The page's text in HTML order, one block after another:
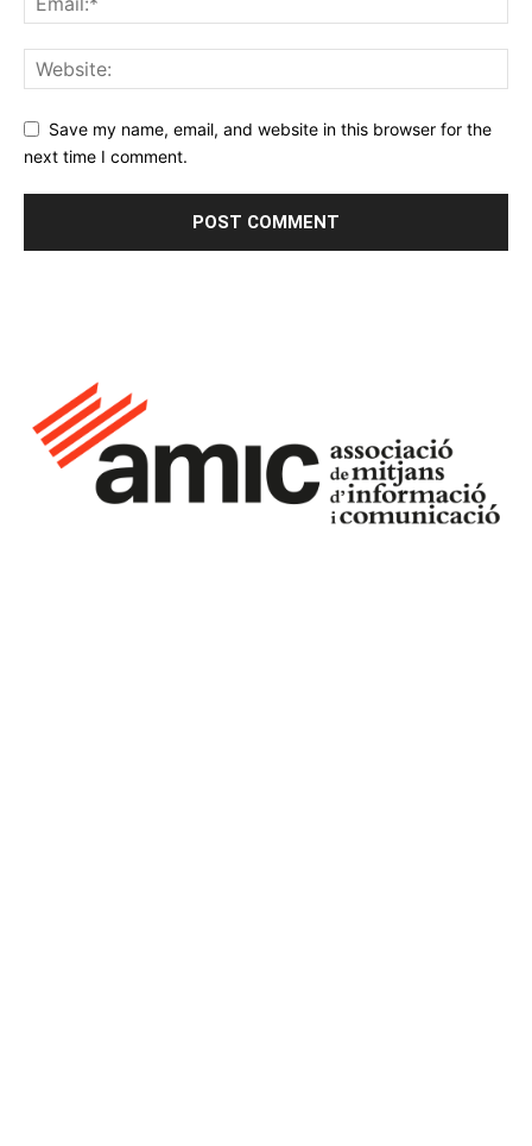
Save my name, email, and website in this browser for the
next time I comment.